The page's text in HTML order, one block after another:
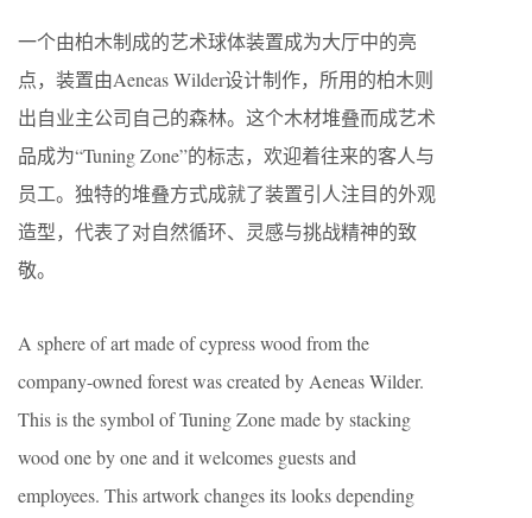
一个由柏木制成的艺术球体装置成为大厅中的亮
点，装置由Aeneas Wilder设计制作，所用的柏木则
出自业主公司自己的森林。这个木材堆叠而成艺术
品成为“Tuning Zone”的标志，欢迎着往来的客人与
员工。独特的堆叠方式成就了装置引人注目的外观
造型，代表了对自然循环、灵感与挑战精神的致
敬。
A sphere of art made of cypress wood from the
company-owned forest was created by Aeneas Wilder.
This is the symbol of Tuning Zone made by stacking
wood one by one and it welcomes guests and
employees. This artwork changes its looks depending